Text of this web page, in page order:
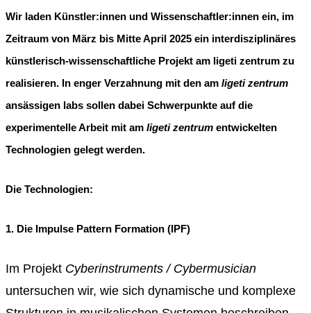
Wir laden Künstler:innen und Wissenschaftler:innen ein, im
Zeitraum von März bis Mitte April 2025 ein interdisziplinäres
künstlerisch-wissenschaftliche Projekt am ligeti zentrum zu
realisieren. In enger Verzahnung mit den am ligeti zentrum
ansässigen labs sollen dabei Schwerpunkte auf die
experimentelle Arbeit mit am ligeti zentrum entwickelten
Technologien gelegt werden.
Die Technologien:
1. Die Impulse Pattern Formation (IPF)
Im Projekt Cyberinstruments / Cybermusician
untersuchen wir, wie sich dynamische und komplexe